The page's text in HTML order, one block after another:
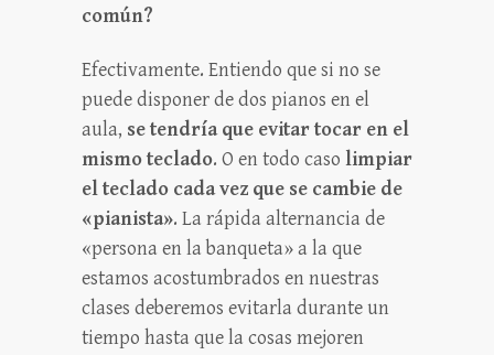
común?
Efectivamente. Entiendo que si no se
puede disponer de dos pianos en el
aula, se tendría que evitar tocar en el
mismo teclado. O en todo caso limpiar
el teclado cada vez que se cambie de
«pianista». La rápida alternancia de
«persona en la banqueta» a la que
estamos acostumbrados en nuestras
clases deberemos evitarla durante un
tiempo hasta que la cosas mejoren